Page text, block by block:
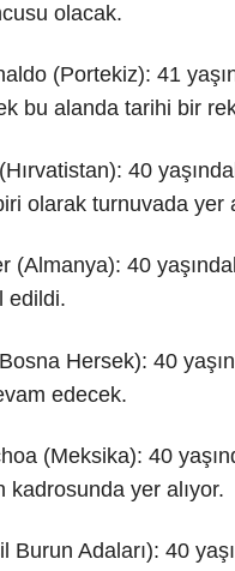
olacak.
(Portekiz): 41
bu alanda tarihi bir
40
olarak turnuvada yer
(Almanya): 40
edildi.
Hersek): 40
edecek.
(Meksika): 40
kadrosunda yer alıyor.
Burun Adaları): 40